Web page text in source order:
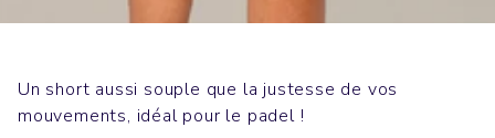
Un short aussi souple que la justesse de vos
mouvements, idéal pour le padel !